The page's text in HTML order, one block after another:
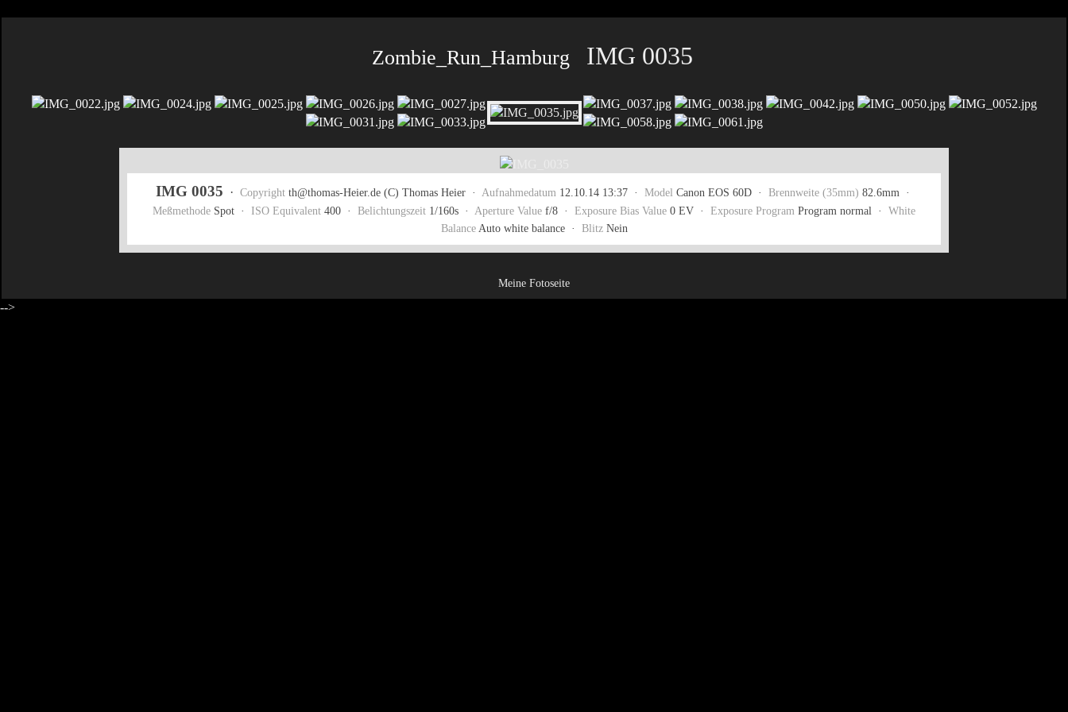
Zombie_Run_Hamburg IMG 0035
IMG 0035 · Copyrightth@thomas-Heier.de (C) Thomas Heier · Aufnahmedatum 12.10.14 13:37 · Model Canon EOS 60D · Brennweite (35mm) 82.6mm ·
Meßmethode Spot · ISO Equivalent 400 · Belichtungszeit 1/160s · Aperture Value f/8 · Exposure Bias Value 0 EV · Exposure Program Program normal · White
BalanceAuto white balance · BlitzNein
Meine Fotoseite
-->